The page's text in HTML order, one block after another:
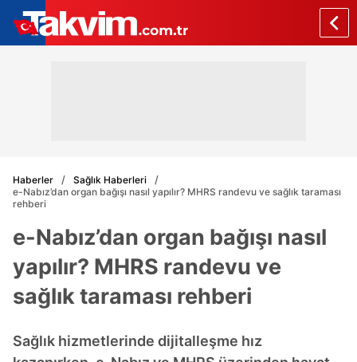
Haberler
Sağlık Haberleri
e-Nabız’dan organ bağışı nasıl yapılır? MHRS randevu ve sağlık taraması
rehberi
e-Nabız’dan organ bağışı nasıl
yapılır? MHRS randevu ve
sağlık taraması rehberi
Sağlık hizmetlerinde dijitalleşme hız